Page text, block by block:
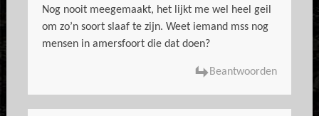
Nog nooit meegemaakt, het lijkt me wel heel geil
om zo’n soort slaaf te zijn. Weet iemand mss nog
mensen in amersfoort die dat doen?
Beantwoorden